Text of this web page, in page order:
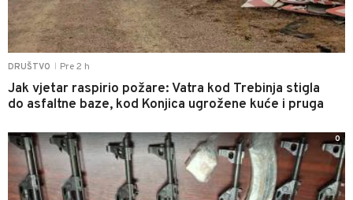
DRUŠTVO Pre 2 h
Jak vjetar raspirio požare: Vatra kod Trebinja stigla
do asfaltne baze, kod Konjica ugrožene kuće i pruga
0